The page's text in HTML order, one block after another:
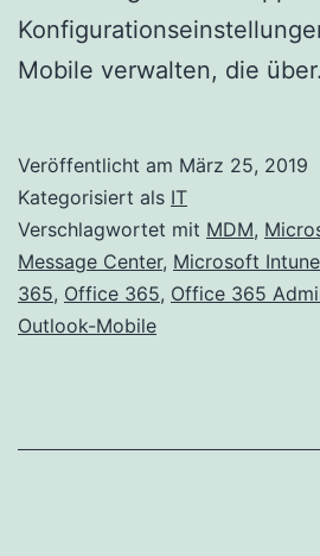
Mobile verwalten, die
Veröffentlicht am März 25, 2019
Kategorisiert als IT
Verschlagwortet mit MDM,
Message Center, Microsoft Intune
365, Office 365, Office 365
Outlook-Mobile